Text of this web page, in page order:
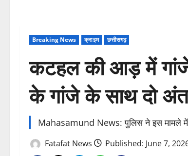
Breaking News क्राइम छत्तीसगढ़
कटहल की आड़ में
के गांजे के साथ दो
Mahasamund News: पुलिस ने इस मामले में
Fatafat News Published: June 7,